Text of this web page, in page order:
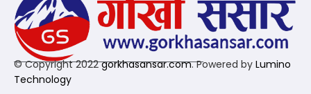
© Copyright 2022gorkhasansar.com. Powered by Lumino
Technology